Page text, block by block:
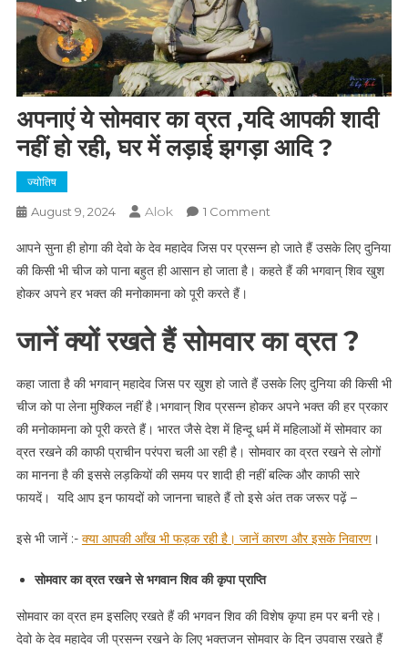
अपनाएं ये सोमवार का व्रत ,यदि आपकी शादी
नहीं हो रही, घर में लड़ाई झगड़ा आदि ?
ज्योतिष
August 9, 2024 Alok 1 CommentOn
ये
सोमवार
,यदि
शादी
हो
में
लड़ाई
आदि
आपने सुना ही होगा की देवो के देव महादेव जिस पर प्रसन्न हो जाते हैं उसके लिए दुनिया
की किसी भी चीज को पाना बहुत ही आसान हो जाता है। कहते हैं की भगवान् शिव खुश
होकर अपने हर भक्त की मनोकामना को पूरी करते हैं।
जानें क्यों रखते हैं सोमवार का व्रत ?
कहा जाता है की भगवान् महादेव जिस पर खुश हो जाते हैं उसके लिए दुनिया की किसी भी
चीज को पा लेना मुश्किल नहीं है।भगवान् शिव प्रसन्न होकर अपने भक्त की हर प्रकार
की मनोकामना को पूरी करते हैं। भारत जैसे देश में हिन्दू धर्म में महिलाओं में सोमवार का
व्रत रखने की काफी प्राचीन परंपरा चली आ रही है। सोमवार का व्रत रखने से लोगों
का मानना है की इससे लड़कियों की समय पर शादी ही नहीं बल्कि और काफी सारे
फायदें। यदि आप इन फायदों को जानना चाहते हैं तो इसे अंत तक जरूर पढ़ें –
इसे भी जानें :- क्या आपकी आँख भी फड़क रही है। जानें कारण और इसके निवारण।
सोमवार का व्रत रखने से भगवान शिव की कृपा प्राप्ति
सोमवार का व्रत हम इसलिए रखते हैं की भगवन शिव की विशेष कृपा हम पर बनी रहे।
देवो के देव महादेव जी प्रसन्न रखने के लिए भक्तजन सोमवार के दिन उपवास रखते हैं